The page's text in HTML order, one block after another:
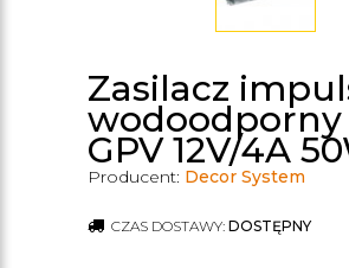
Zasilacz
wodoodporny
GPV 12V/4A
Producent: Decor System
CZAS DOSTAWY: DOSTĘPNY